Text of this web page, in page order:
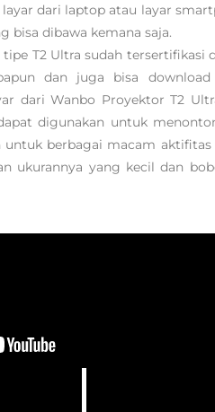
dari laptop atau layar
bisa dibawa kemana saja.
T2 Ultra sudah tersertifikasi
dan juga bisa
dari Wanbo Proyektor T2
digunakan untuk
berbagai macam
ukurannya yang kecil dan